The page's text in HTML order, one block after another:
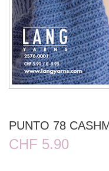
PUNTO 78
CHF 5.90